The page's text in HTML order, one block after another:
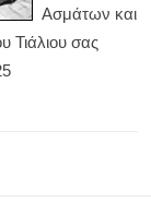
Ασμάτων και
Τιάλιου σας